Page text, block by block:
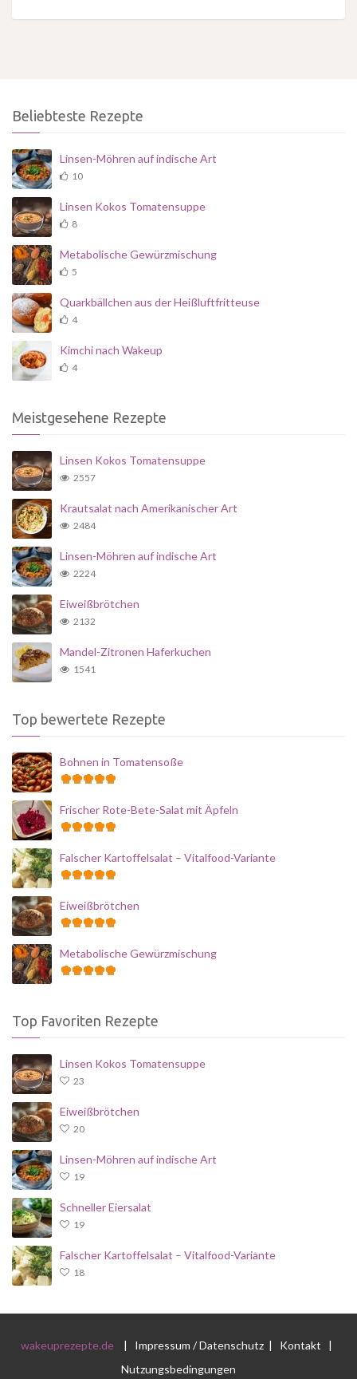
Beliebteste Rezepte
Linsen-Möhren auf indische Art
10
Linsen Kokos Tomatensuppe
8
Metabolische Gewürzmischung
5
Quarkbällchen aus der Heißluftfritteuse
4
Kimchi nach Wakeup
4
Meistgesehene Rezepte
Linsen Kokos Tomatensuppe
2557
Krautsalat nach Amerikanischer Art
2484
Linsen-Möhren auf indische Art
2224
Eiweißbrötchen
2132
Mandel-Zitronen Haferkuchen
1541
Top bewertete Rezepte
Bohnen in Tomatensoße
Frischer Rote-Bete-Salat mit Äpfeln
Falscher Kartoffelsalat – Vitalfood-Variante
Eiweißbrötchen
Metabolische Gewürzmischung
Top Favoriten Rezepte
Linsen Kokos Tomatensuppe
23
Eiweißbrötchen
20
Linsen-Möhren auf indische Art
19
Schneller Eiersalat
19
Falscher Kartoffelsalat – Vitalfood-Variante
18
wakeuprezepte.de| Impressum / Datenschutz| Kontakt
|
Nutzungsbedingungen